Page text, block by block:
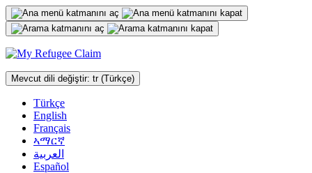
İçeriğe
geç
Mevcut dili değiştir: tr (Türkçe)
Türkçe
English
Français
ኣማርኛ
العربية
Español